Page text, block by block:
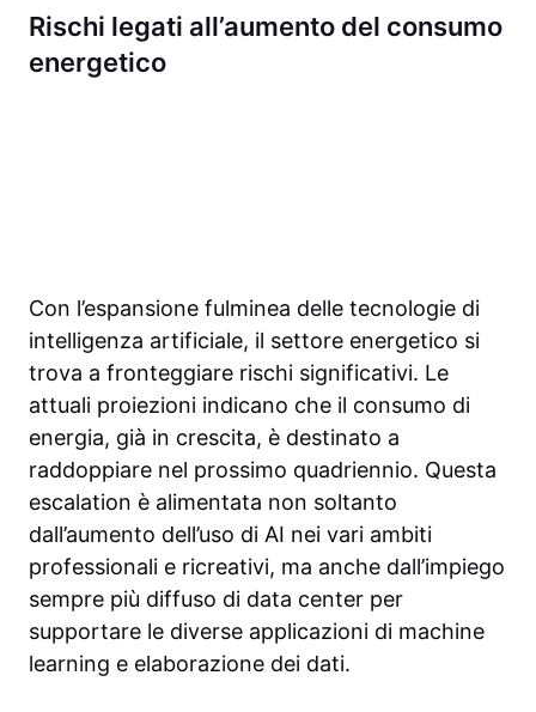
Rischi legati all’aumento del consumo
energetico
Con l’espansione fulminea delle tecnologie di
intelligenza artificiale, il settore energetico si
trova a fronteggiare rischi significativi. Le
attuali proiezioni indicano che il consumo di
energia, già in crescita, è destinato a
raddoppiare nel prossimo quadriennio. Questa
escalation è alimentata non soltanto
dall’aumento dell’uso di AI nei vari ambiti
professionali e ricreativi, ma anche dall’impiego
sempre più diffuso di data center per
supportare le diverse applicazioni di machine
learning e elaborazione dei dati.